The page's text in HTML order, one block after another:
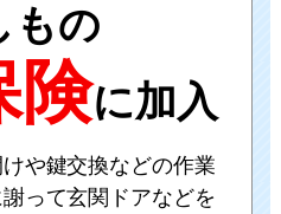
もの
険に加入
や鍵交換などの作業
って玄関ドアなどを